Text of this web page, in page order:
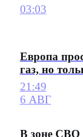
03:03
Европа
газ, но
21:49
6 АВГ
В зоне СВО